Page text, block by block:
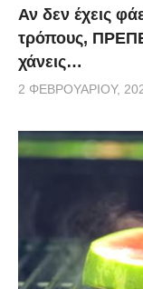
Αν δεν έχεις
τρόπους,
χάνεις…
2 ΦΕΒΡΟΥΑΡΊΟΥ,